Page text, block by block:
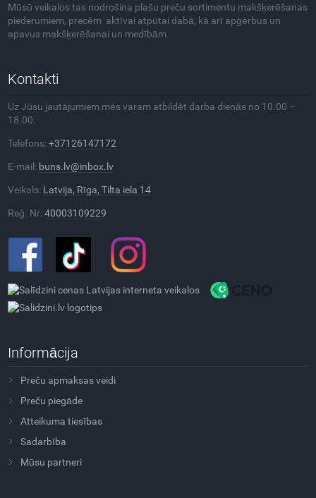
Mūsū veikalos tas nodrošina plašu preču sortimentu makšķerēšanas
piederumiem, precēm aktīvai atpūtai dabā, kā arī apģērbus un
apavus makšķerēšanai un medībām.
Kontakti
Uz Jūsu jautājumiem mēs varam atbildēt darba dienās no 10.00 –
18.00.
Telefons:+37126147172
E-mail: buns.lv@inbox.lv
Veikals: Latvija, Rīga, Tilta iela 14
Reģ. Nr:40003109229
Informācija
Preču apmaksas veidi
Preču piegāde
Atteikuma tiesības
Sadarbība
Mūsu partneri